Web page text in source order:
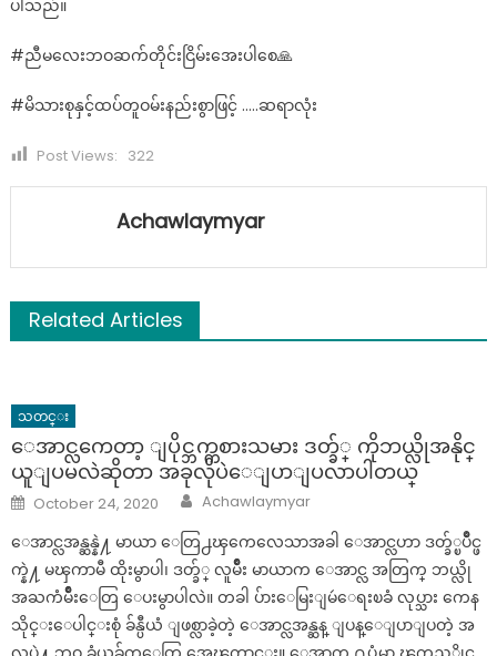
ပါသည်။
#ညီမလေးဘဝဆက်တိုင်းငြိမ်းအေးပါစေ🙏
#မိသားစုနှင့်ထပ်တူဝမ်းနည်းစွာဖြင့် …..ဆရာလုံး
Post Views: 322
Achawlaymyar
Related Articles
သတင္း
ေအာင္လကေတာ့ ျပိုင္ဘက္ကစားသမား ဒတ္ခ်္ ကိုဘယ္လိုအနိုင္
ယူျပမလဲဆိုတာ အခုလိုပဲေျပာျပလာပါတယ္
Posted
on
October 24, 2020 Author
Achawlaymyar
ေအာင္လအန္ဆန္နဲ႔ မာယာ ေတြ႕ၾကေလေသာအခါ ေအာင္လဟာ ဒတ္ခ်္ၿပိဳင္ဖ
က္နဲ႔ မၾကာမီ ထိုးမွာပါ၊ ဒတ္ခ်္ လူမ်ိဳး မာယာက ေအာင္လ အတြက္ ဘယ္လို
အႀကံမ်ိဳးေတြ ေပးမွာပါလဲ။ တခါ ပ်ားေမြးျမဴေရးၿခံ လုပ္သား ကေန
သိုင္းေပါင္းစုံ ခ်န္ပီယံ ျဖစ္လာခဲ့တဲ့ ေအာင္လအန္ဆန္ ျပန္ေျပာျပတဲ့ အ